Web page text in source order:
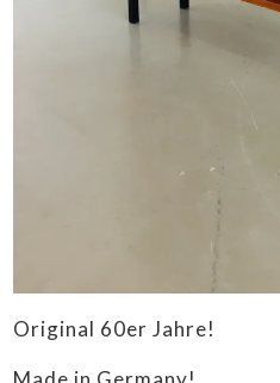
Original 60er Jahre!